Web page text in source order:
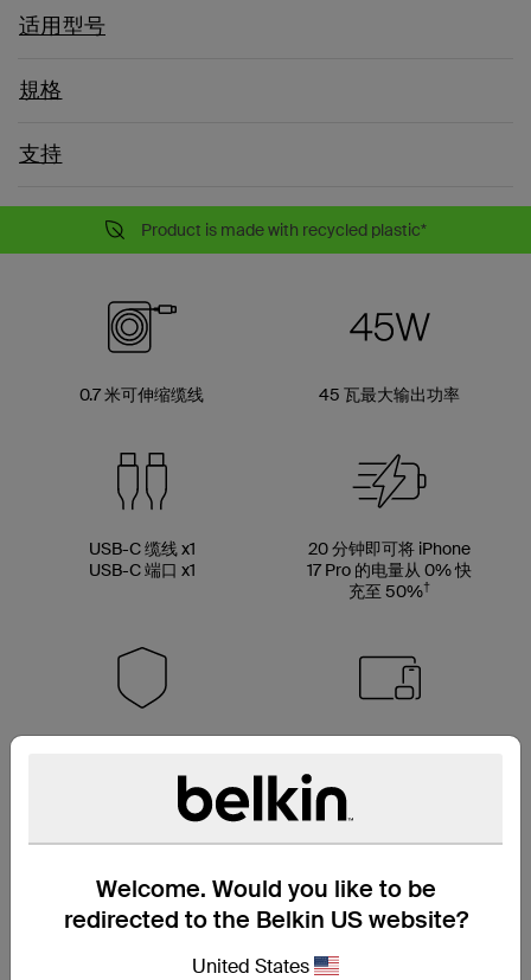
Welcome. Would you like to be
redirected to the Belkin US website?
United States
适用型号
規格
支持
Product is made with recycled plastic*
0.7 米可伸缩缆线 45 瓦最大输出功率
USB-C 缆线 x1
USB-C 端口 x1
20 分钟即可将 iPhone
17 Pro 的电量从 0% 快
充至 50%†